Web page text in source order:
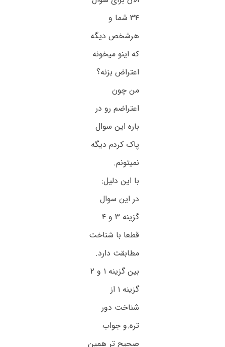
۳۴ شما و
هرشخص دیگه
که اینو میخونه
اعتراض بزنه؟
من چون
اعتراضم رو در
باره این سوال
پاک کردم دیگه
نمیتونم.
با این دلیل:
در این سوال
گزینه ۳ و ۴
قطعا با شناخت
مطابقت دارد.
بین گزینه ۱ و ۲
گزینه ۱ از
شناخت دور
تره.و جواب
صحیح تر همین